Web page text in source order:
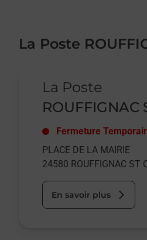
La Poste
La Poste
ROUFFIGNAC
Fermeture
PLACE DE LA MAIRIE
24580 ROUFFIGNAC ST
En savoir plus